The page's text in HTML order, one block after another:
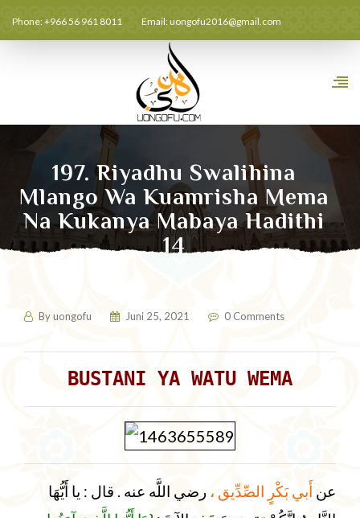
Phone: +966 56 961 8011 Email:uongofu2016@gmail.com
197. Riyadhu Swalihina
Mlango Wa Kuamrisha Mema
Na Kukanya Mabaya Hadithi
14
Byuongofu Juni 25, 2021 0 Comments
BUSTANI YA WATU WEMA
عن أَبي بَكْرٍ الصِّدِّيق ، رضي اللَّه عنه . قال : يا أَيُّهَا